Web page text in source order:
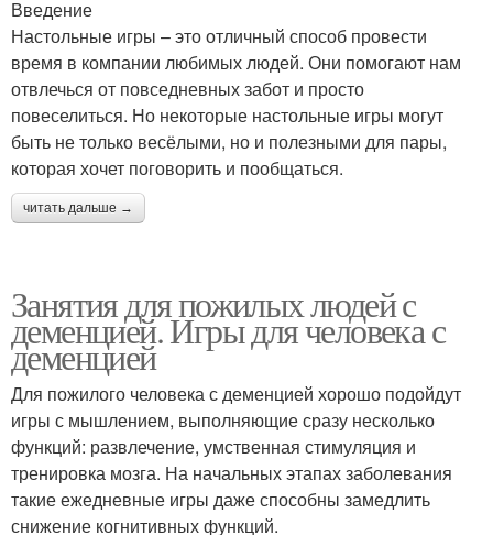
Введение
Настольные игры – это отличный способ провести
время в компании любимых людей. Они помогают нам
отвлечься от повседневных забот и просто
повеселиться. Но некоторые настольные игры могут
быть не только весёлыми, но и полезными для пары,
которая хочет поговорить и пообщаться.
читать дальше →
Занятия для пожилых людей с
деменцией. Игры для человека с
деменцией
Для пожилого человека с деменцией хорошо подойдут
игры с мышлением, выполняющие сразу несколько
функций: развлечение, умственная стимуляция и
тренировка мозга. На начальных этапах заболевания
такие ежедневные игры даже способны замедлить
снижение когнитивных функций.